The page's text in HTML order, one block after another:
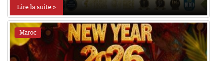
Lire la suite »
Maroc